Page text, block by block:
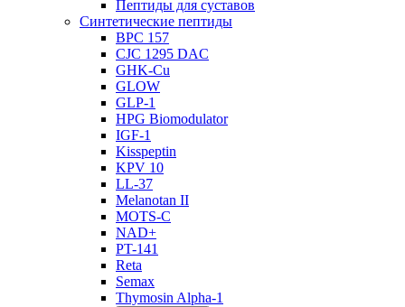
Пептиды для суставов
Синтетические пептиды
BPC 157
CJC 1295 DAC
GHK-Cu
GLOW
GLP-1
HPG Biomodulator
IGF-1
Kisspeptin
KPV 10
LL-37
Melanotan II
MOTS-C
NAD+
PT-141
Reta
Semax
Thymosin Alpha-1